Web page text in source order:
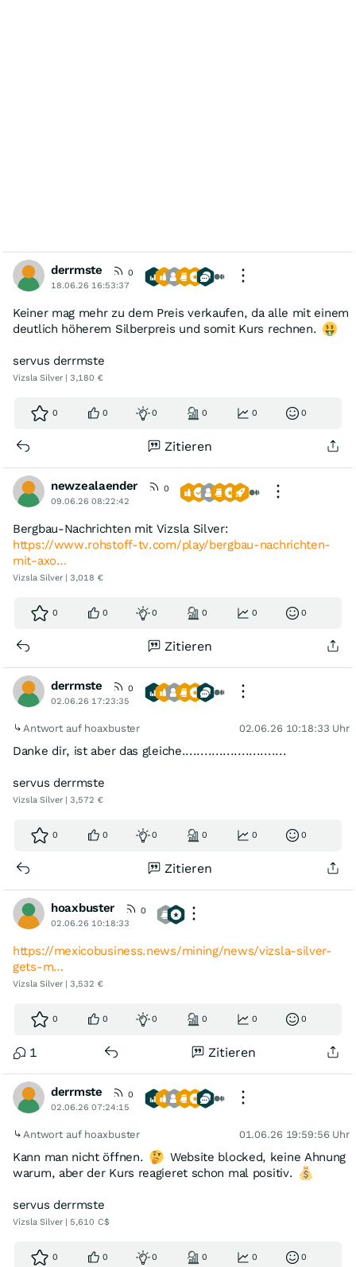
derrmste
0
18.06.26 16:53:37
Keiner mag mehr zu dem Preis verkaufen, da alle mit einem
deutlich höherem Silberpreis und somit Kurs rechnen.
servus derrmste
Vizsla Silver | 3,180 €
0 0 0 0 0 0
Zitieren
newzealaender
0
09.06.26 08:22:42
Bergbau-Nachrichten mit Vizsla Silver:
https://www.rohstoff-tv.com/play/bergbau-nachrichten-
mit-axo…
Vizsla Silver | 3,018 €
0 0 0 0 0 0
Zitieren
derrmste
0
02.06.26 17:23:35
Antwort auf hoaxbuster 02.06.26 10:18:33 Uhr
Danke dir, ist aber das gleiche............................
servus derrmste
Vizsla Silver | 3,572 €
0 0 0 0 0 0
Zitieren
hoaxbuster
0
02.06.26 10:18:33
https://mexicobusiness.news/mining/news/vizsla-silver-
gets-m…
Vizsla Silver | 3,532 €
0 0 0 0 0 0
1 Zitieren
derrmste
0
02.06.26 07:24:15
Antwort auf hoaxbuster 01.06.26 19:59:56 Uhr
Kann man nicht öffnen.
Website blocked, keine Ahnung
warum, aber der Kurs reagieret schon mal positiv.
servus derrmste
Vizsla Silver | 5,610 C$
0 0 0 0 0 0